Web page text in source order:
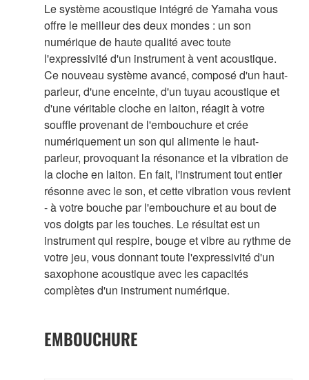
Le système acoustique intégré de Yamaha vous
offre le meilleur des deux mondes : un son
numérique de haute qualité avec toute
l'expressivité d'un instrument à vent acoustique.
Ce nouveau système avancé, composé d'un haut-
parleur, d'une enceinte, d'un tuyau acoustique et
d'une véritable cloche en laiton, réagit à votre
souffle provenant de l'embouchure et crée
numériquement un son qui alimente le haut-
parleur, provoquant la résonance et la vibration de
la cloche en laiton. En fait, l'instrument tout entier
résonne avec le son, et cette vibration vous revient
- à votre bouche par l'embouchure et au bout de
vos doigts par les touches. Le résultat est un
instrument qui respire, bouge et vibre au rythme de
votre jeu, vous donnant toute l'expressivité d'un
saxophone acoustique avec les capacités
complètes d'un instrument numérique.
EMBOUCHURE